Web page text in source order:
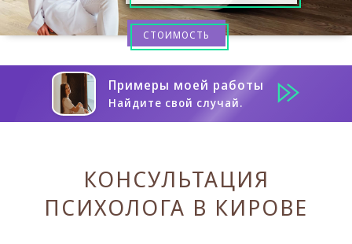
СТОИМОСТЬ
Примеры моей работы
Найдите свой случай.
КОНСУЛЬТАЦИЯ
ПСИХОЛОГА В КИРОВЕ